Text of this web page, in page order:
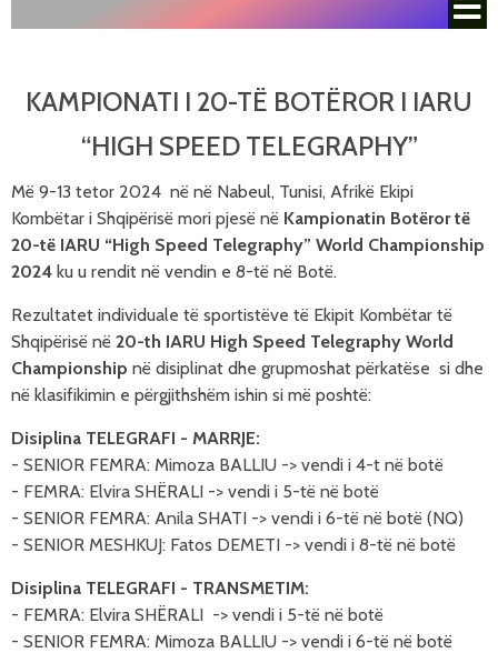
KAMPIONATI I 20-TË BOTËROR I IARU
“HIGH SPEED TELEGRAPHY”
Më 9-13 tetor 2024 në në Nabeul, Tunisi, Afrikë Ekipi
Kombëtar i Shqipërisë mori pjesë në Kampionatin Botëror të
20-të IARU “High Speed Telegraphy” World Championship
2024 ku u rendit në vendin e 8-të në Botë.
Rezultatet individuale të sportistëve të Ekipit Kombëtar të
Shqipërisë në 20-th IARU High Speed Telegraphy World
Championship në disiplinat dhe grupmoshat përkatëse si dhe
në klasifikimin e përgjithshëm ishin si më poshtë:
Disiplina TELEGRAFI - MARRJE:
- SENIOR FEMRA: Mimoza BALLIU -> vendi i 4-t në botë
- FEMRA: Elvira SHËRALI -> vendi i 5-të në botë
- SENIOR FEMRA: Anila SHATI -> vendi i 6-të në botë (NQ)
- SENIOR MESHKUJ: Fatos DEMETI -> vendi i 8-të në botë
Disiplina TELEGRAFI - TRANSMETIM:
- FEMRA: Elvira SHËRALI -> vendi i 5-të në botë
- SENIOR FEMRA: Mimoza BALLIU -> vendi i 6-të në botë